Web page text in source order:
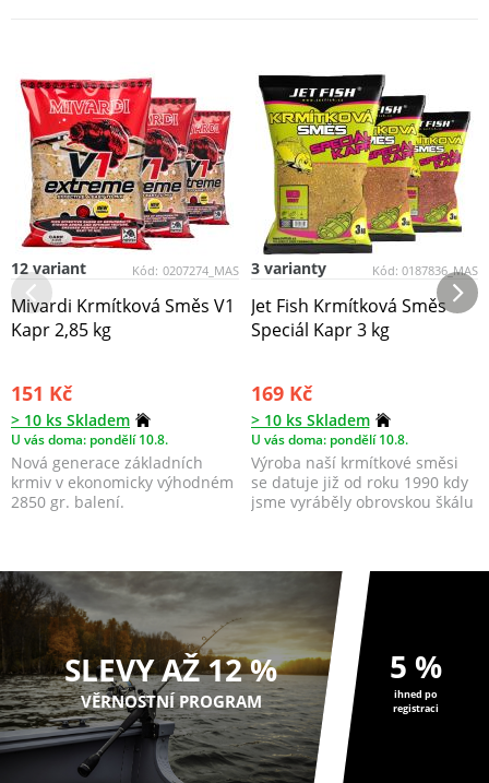
Kód: 0207274_MAS
12 variant
Mivardi Krmítková Směs V1
Kapr 2,85 kg
151 Kč
> 10 ks Skladem
U vás doma: pondělí 10.8.
Nová generace základních
krmiv v ekonomicky výhodném
2850 gr. balení.
Kód: 0187836_MAS
3 varianty
Jet Fish Krmítková Směs
Speciál Kapr 3 kg
169 Kč
> 10 ks Skladem
U vás doma: pondělí 10.8.
Výroba naší krmítkové směsi
se datuje již od roku 1990 kdy
jsme vyráběly obrovskou škálu
SLEVY AŽ 12 %
VĚRNOSTNÍ PROGRAM
5 %
ihned po
registraci